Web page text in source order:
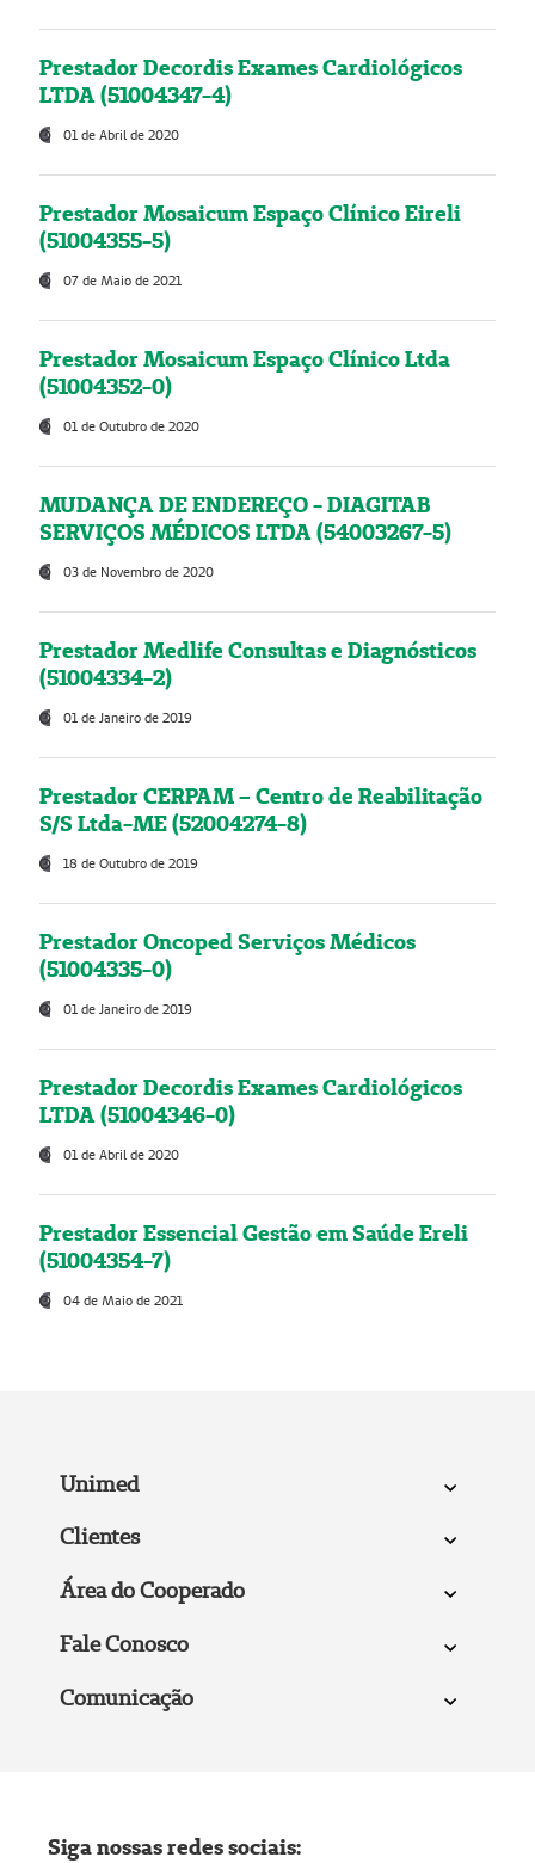
Prestador Decordis Exames Cardiológicos
LTDA (51004347-4)
01 de Abril de 2020
Prestador Mosaicum Espaço Clínico Eireli
(51004355-5)
07 de Maio de 2021
Prestador Mosaicum Espaço Clínico Ltda
(51004352-0)
01 de Outubro de 2020
MUDANÇA DE ENDEREÇO - DIAGITAB
SERVIÇOS MÉDICOS LTDA (54003267-5)
03 de Novembro de 2020
Prestador Medlife Consultas e Diagnósticos
(51004334-2)
01 de Janeiro de 2019
Prestador CERPAM – Centro de Reabilitação
S/S Ltda-ME (52004274-8)
18 de Outubro de 2019
Prestador Oncoped Serviços Médicos
(51004335-0)
01 de Janeiro de 2019
Prestador Decordis Exames Cardiológicos
LTDA (51004346-0)
01 de Abril de 2020
Prestador Essencial Gestão em Saúde Ereli
(51004354-7)
04 de Maio de 2021
Unimed
Clientes
Área do Cooperado
Fale Conosco
Comunicação
Siga nossas redes sociais: